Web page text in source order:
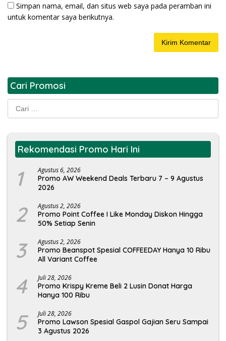
Simpan nama, email, dan situs web saya pada peramban ini
untuk komentar saya berikutnya.
Cari Promosi
Rekomendasi Promo Hari Ini
1 Agustus 6, 2026
Promo AW Weekend Deals Terbaru 7 – 9 Agustus
2026
2 Agustus 2, 2026
Promo Point Coffee I Like Monday Diskon Hingga
50% Setiap Senin
3 Agustus 2, 2026
Promo Beanspot Spesial COFFEEDAY Hanya 10 Ribu
All Variant Coffee
4 Juli 28, 2026
Promo Krispy Kreme Beli 2 Lusin Donat Harga
Hanya 100 Ribu
5 Juli 28, 2026
Promo Lawson Spesial Gaspol Gajian Seru Sampai
3 Agustus 2026